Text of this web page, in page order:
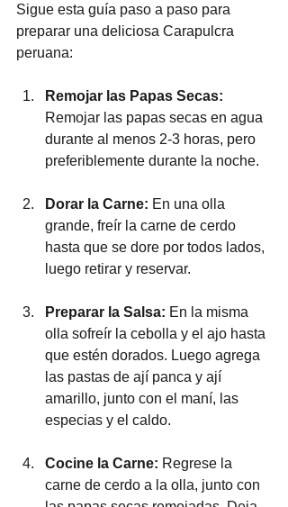
Sigue esta guía paso a paso para
preparar una deliciosa Carapulcra
peruana:
Remojar las Papas Secas:
Remojar las papas secas en agua
durante al menos 2-3 horas, pero
preferiblemente durante la noche.
Dorar la Carne: En una olla
grande, freír la carne de cerdo
hasta que se dore por todos lados,
luego retirar y reservar.
Preparar la Salsa: En la misma
olla sofreír la cebolla y el ajo hasta
que estén dorados. Luego agrega
las pastas de ají panca y ají
amarillo, junto con el maní, las
especias y el caldo.
Cocine la Carne: Regrese la
carne de cerdo a la olla, junto con